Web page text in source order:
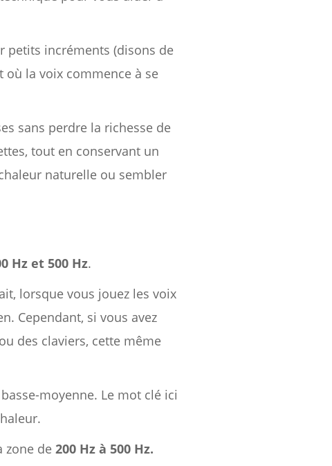
petits incréments (disons de
où la voix commence à se
sans perdre la richesse de
tout en conservant un
naturelle ou sembler
Hz et 500 Hz.
lorsque vous jouez les voix
Cependant, si vous avez
des claviers, cette même
moyenne. Le mot clé ici
zone de200 Hz à 500 Hz.